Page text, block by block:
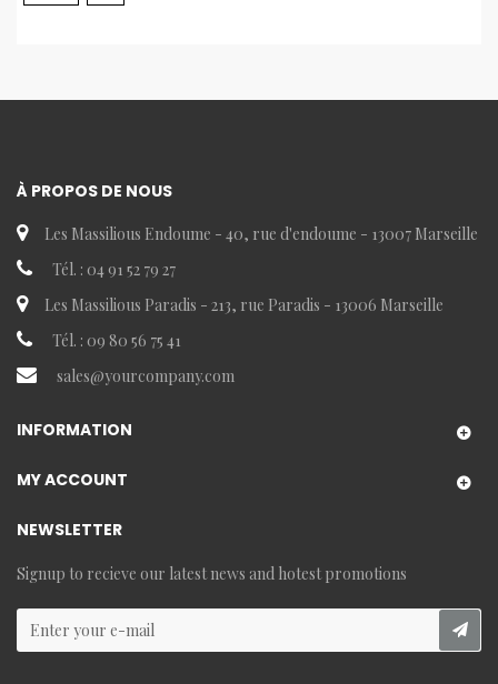
À PROPOS DE NOUS
Les Massilious Endoume - 40, rue d'endoume - 13007 Marseille
Tél. : 04 91 52 79 27
Les Massilious Paradis - 213, rue Paradis - 13006 Marseille
Tél. : 09 80 56 75 41
sales@yourcompany.com
INFORMATION
MY ACCOUNT
NEWSLETTER
Signup to recieve our latest news and hotest promotions